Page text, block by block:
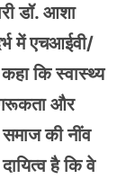
डॉ. आशा
में एचआईवी/
कि स्वास्थ्य
और
की नींव
है कि वे